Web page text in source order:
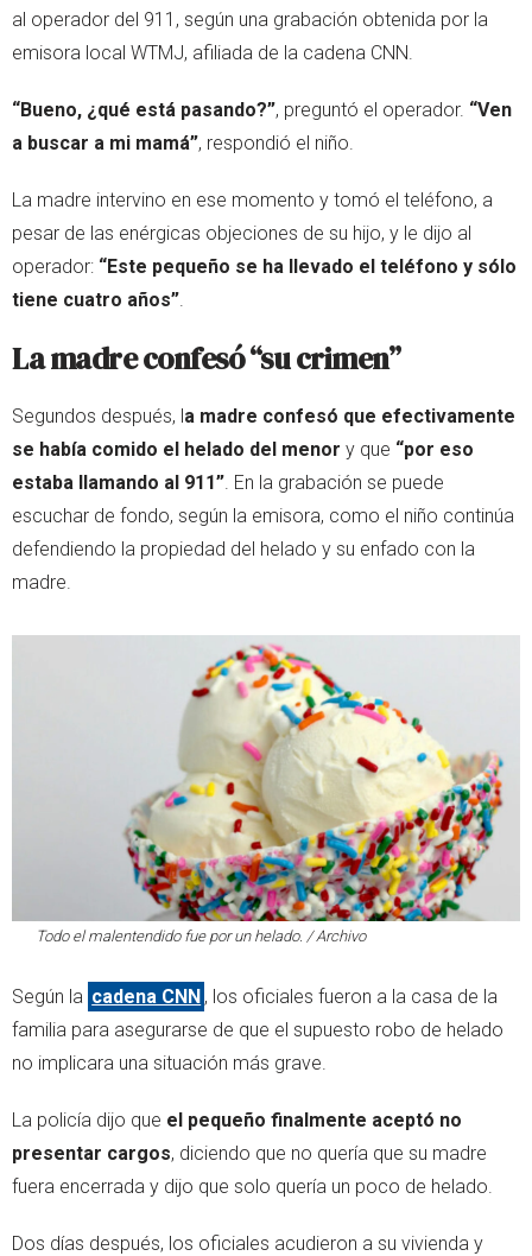
al operador del 911, según una grabación obtenida por la
emisora local WTMJ, afiliada de la cadena CNN.
“Bueno, ¿qué está pasando?”, preguntó el operador. “Ven
a buscar a mi mamá”, respondió el niño.
La madre intervino en ese momento y tomó el teléfono, a
pesar de las enérgicas objeciones de su hijo, y le dijo al
operador: “Este pequeño se ha llevado el teléfono y sólo
tiene cuatro años”
La madre confesó “su crimen”
Segundos después, la madre confesó que efectivamente
se había comido el helado del menor y que “por eso
estaba llamando al 911” . En la grabación se puede
escuchar de fondo, según la emisora, como el niño continúa
defendiendo la propiedad del helado y su enfado con la
madre.
Todo el malentendido fue por un helado. / Archivo
Según la cadena CNN , los oficiales fueron a la casa de la
familia para asegurarse de que el supuesto robo de helado
no implicara una situación más grave.
La policía dijo que el pequeño finalmente aceptó no
presentar cargos, diciendo que no quería que su madre
fuera encerrada y dijo que solo quería un poco de helado.
Dos días después, los oficiales acudieron a su vivienda y